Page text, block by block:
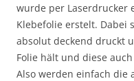
wurde per Laserdrucker
Klebefolie erstelt. Dabei
absolut deckend druckt
Folie hält und diese
Also werden einfach die